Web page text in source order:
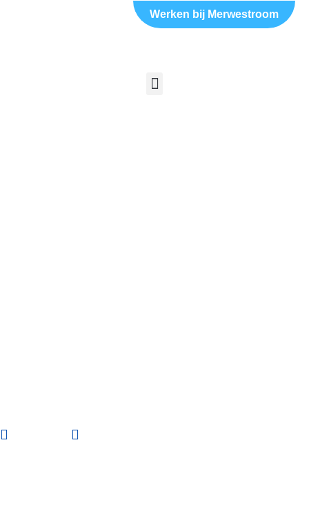
Werken bij Merwestroom